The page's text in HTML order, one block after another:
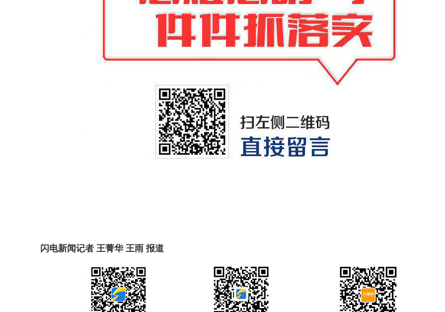
闪电新闻记者 王菁华 王雨 报道